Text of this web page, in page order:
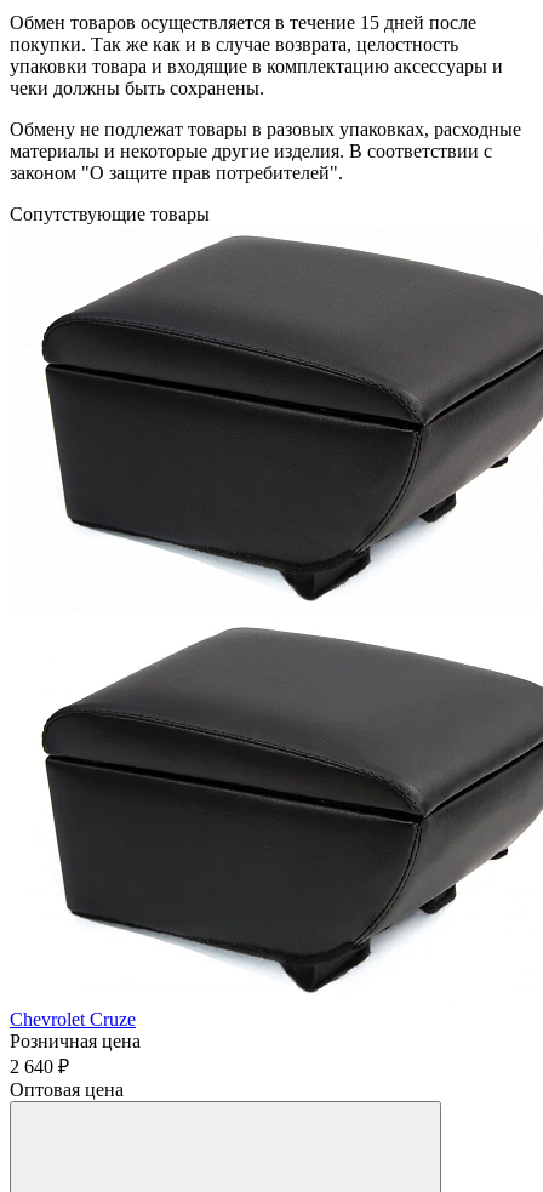
Обмен товаров осуществляется в течение 15 дней после
покупки. Так же как и в случае возврата, целостность
упаковки товара и входящие в комплектацию аксессуары и
чеки должны быть сохранены.
Обмену не подлежат товары в разовых упаковках, расходные
материалы и некоторые другие изделия. В соответствии с
законом "О защите прав потребителей".
Сопутствующие товары
Chevrolet Cruze
Розничная цена
2 640 ₽
Оптовая цена